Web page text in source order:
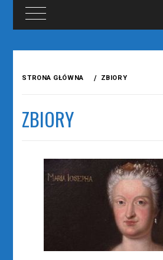
STRONA GŁÓWNA ZBIORY
ZBIORY